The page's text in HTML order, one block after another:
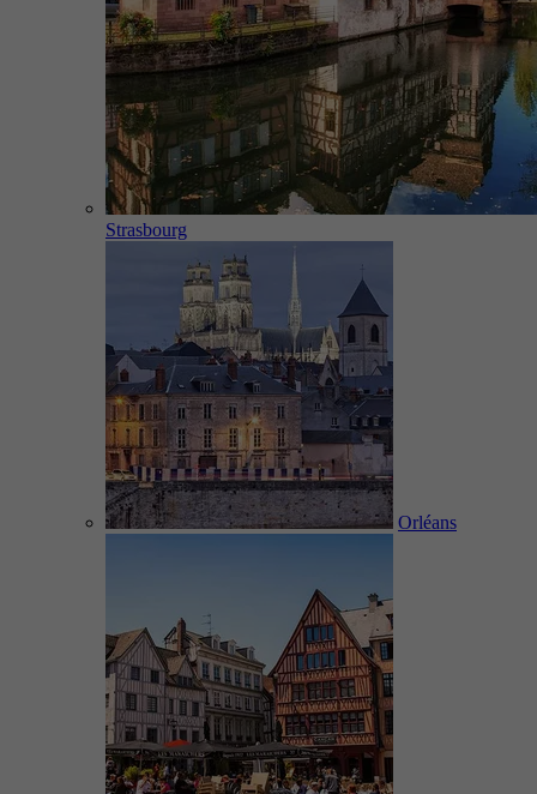
Strasbourg
Orléans